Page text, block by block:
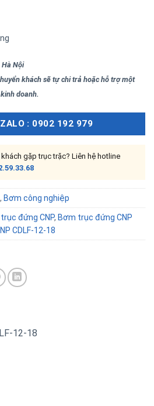
Nội
khách sẽ tự chi trả hoặc hỗ trợ một
doanh.
: 0902 192 979
gặp trục trặc? Liên hệ hotline
, Bơm công nghiệp
đứng CNP, Bơm trục đứng CNP
CDLF-12-18
12-18